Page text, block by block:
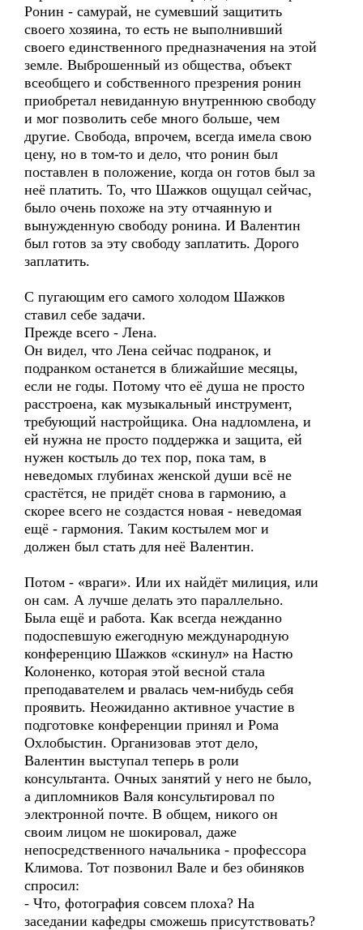
Ронин - самурай, не сумевший защитить
своего хозяина, то есть не выполнивший
своего единственного предназначения на этой
земле. Выброшенный из общества, объект
всеобщего и собственного презрения ронин
приобретал невиданную внутреннюю свободу
и мог позволить себе много больше, чем
другие. Свобода, впрочем, всегда имела свою
цену, но в том-то и дело, что ронин был
поставлен в положение, когда он готов был за
неё платить. То, что Шажков ощущал сейчас,
было очень похоже на эту отчаянную и
вынужденную свободу ронина. И Валентин
был готов за эту свободу заплатить. Дорого
заплатить.
С пугающим его самого холодом Шажков
ставил себе задачи.
Прежде всего - Лена.
Он видел, что Лена сейчас подранок, и
подранком останется в ближайшие месяцы,
если не годы. Потому что её душа не просто
расстроена, как музыкальный инструмент,
требующий настройщика. Она надломлена, и
ей нужна не просто поддержка и защита, ей
нужен костыль до тех пор, пока там, в
неведомых глубинах женской души всё не
срастётся, не придёт снова в гармонию, а
скорее всего не создастся новая - неведомая
ещё - гармония. Таким костылем мог и
должен был стать для неё Валентин.
Потом - «враги». Или их найдёт милиция, или
он сам. А лучше делать это параллельно.
Была ещё и работа. Как всегда нежданно
подоспевшую ежегодную международную
конференцию Шажков «скинул» на Настю
Колоненко, которая этой весной стала
преподавателем и рвалась чем-нибудь себя
проявить. Неожиданно активное участие в
подготовке конференции принял и Рома
Охлобыстин. Организовав этот дело,
Валентин выступал теперь в роли
консультанта. Очных занятий у него не было,
а дипломников Валя консультировал по
электронной почте. В общем, никого он
своим лицом не шокировал, даже
непосредственного начальника - профессора
Климова. Тот позвонил Вале и без обиняков
спросил:
- Что, фотография совсем плоха? На
заседании кафедры сможешь присутствовать?